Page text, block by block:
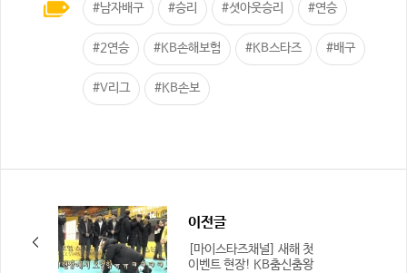
#남자배구 #승리 #셧아웃승리 #연승
#2연승 #KB손해보험 #KB스타즈 #배구
#V리그 #KB손보
이전글
[마이스타즈채널] 새해 첫
이벤트 현장! KB춤신춤왕